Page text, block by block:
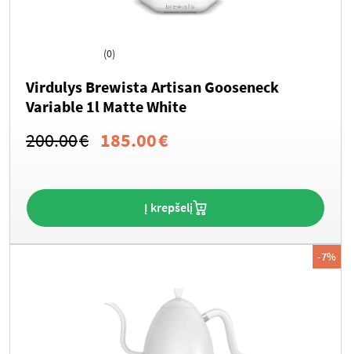
(0)
Virdulys Brewista Artisan Gooseneck
Variable 1l Matte White
200.00€ Original
was:
200.00€.
185.00€Current
is:
185.00€.
Į krepšelį
-7%